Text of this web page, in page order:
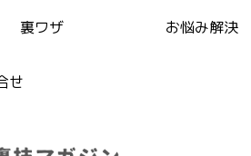
裏ワザ お悩み解決
せ